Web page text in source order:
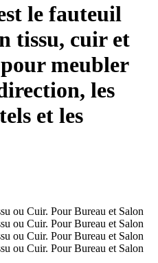
le fauteuil
tissu, cuir et
meubler
les
et les